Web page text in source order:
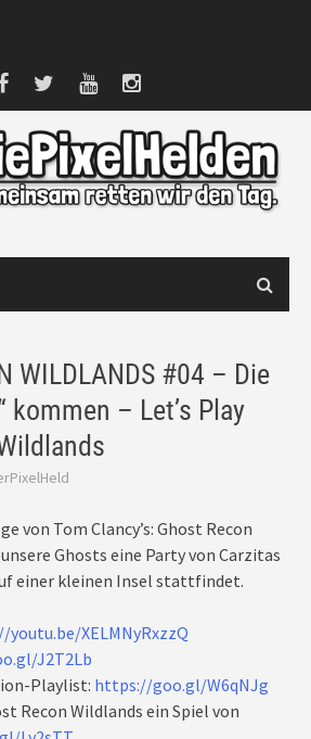
WILDLANDS #04 – Die
kommen – Let’s Play
von Tom Clancy’s: Ghost Recon
Ghosts eine Party von Carzitas
einer kleinen Insel stattfindet.
XELMNyRxzzQ
J2T2Lb
Playlist: https://goo.gl/W6qNJg
Recon Wildlands ein Spiel von